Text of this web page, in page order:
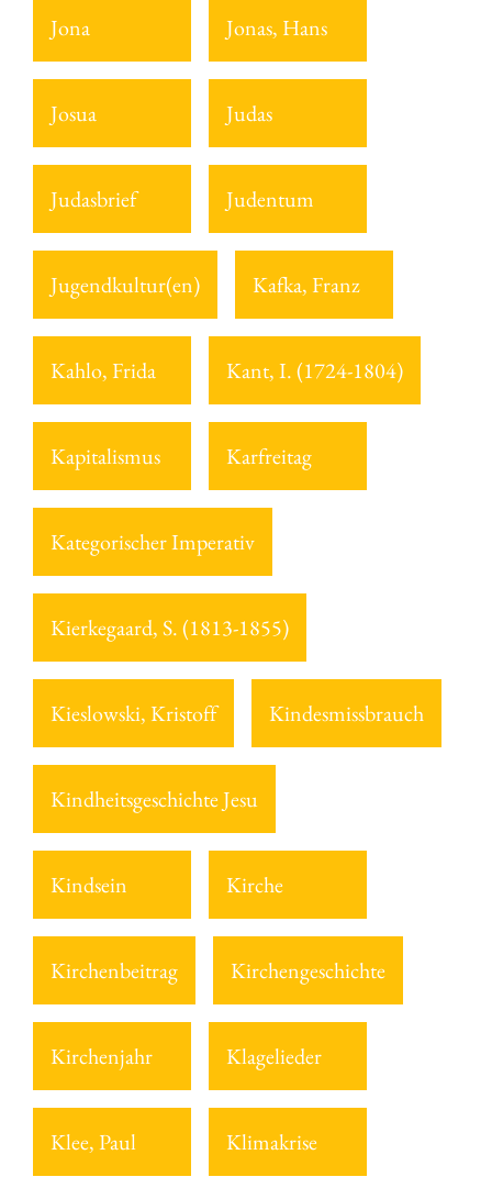
Jona Jonas, Hans
Josua Judas
Judasbrief Judentum
Jugendkultur(en) Kafka, Franz
Kahlo, Frida Kant, I. (1724-1804)
Kapitalismus Karfreitag
Kategorischer Imperativ
Kierkegaard, S. (1813-1855)
Kieslowski, Kristoff Kindesmissbrauch
Kindheitsgeschichte Jesu
Kindsein Kirche
Kirchenbeitrag Kirchengeschichte
Kirchenjahr Klagelieder
Klee, Paul Klimakrise